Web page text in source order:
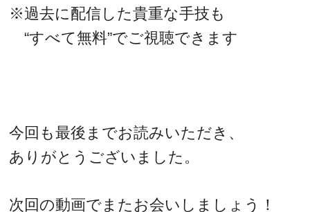
※過去に配信した貴重な手技も
“すべて無料”でご視聴できます
今回も最後までお読みいただき、
ありがとうございました。
次回の動画でまたお会いしましょう！